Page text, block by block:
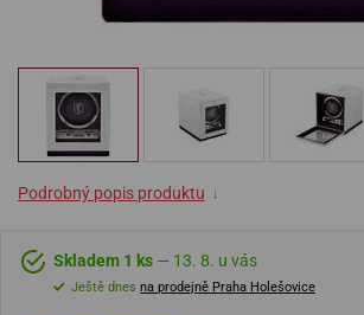
Podrobný popis produktu ↓
Skladem 1 ks — 13. 8. u vás
Ještě dnes na prodejně Praha Holešovice